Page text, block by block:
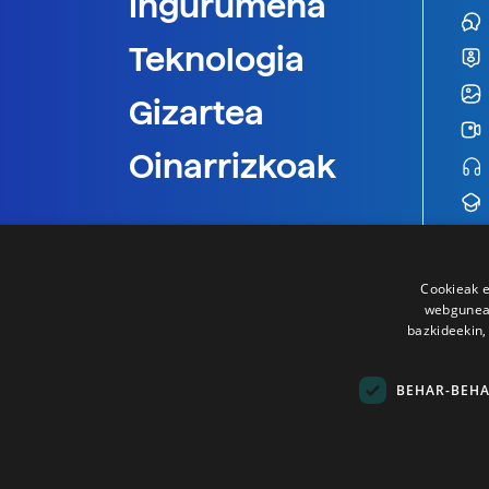
Teknologia
Gizartea
Oinarrizkoak
Cookieak
BEHAR-